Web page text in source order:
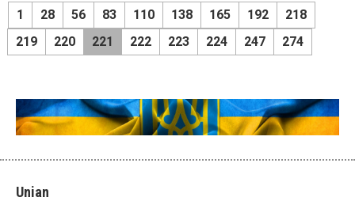
1 28 56 83 110 138 165 192
218
219
220 221 222 223 224 247 274
Unian